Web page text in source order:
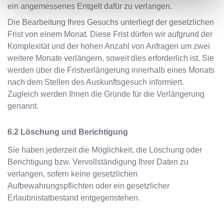
ein angemessenes Entgelt dafür zu verlangen.
Die Bearbeitung Ihres Gesuchs unterliegt der gesetzlichen
Frist von einem Monat. Diese Frist dürfen wir aufgrund der
Komplexität und der hohen Anzahl von Anfragen um zwei
weitere Monate verlängern, soweit dies erforderlich ist. Sie
werden über die Fristverlängerung innerhalb eines Monats
nach dem Stellen des Auskunftsgesuch informiert.
Zugleich werden Ihnen die Gründe für die Verlängerung
genannt.
Löschung und Berichtigung
Sie haben jederzeit die Möglichkeit, die Löschung oder
Berichtigung bzw. Vervollständigung Ihrer Daten zu
verlangen, sofern keine gesetzlichen
Aufbewahrungspflichten oder ein gesetzlicher
Erlaubnistatbestand entgegenstehen.